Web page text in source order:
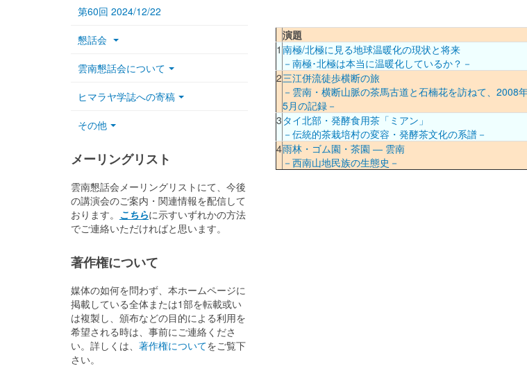
演題
1 南極/北極に見る地球温暖化の現状と将来
－南極･北極は本当に温暖化しているか？－
2三江併流徒歩横断の旅
－雲南・横断山脈の茶馬古道と石楠花を訪ねて、2008
5月の記録－
3 タイ北部・発酵食用茶「ミアン」
－伝統的茶栽培村の変容・発酵茶文化の系譜－
4雨林・ゴム園・茶園 ― 雲南
－西南山地民族の生態史－
第60回 2024/12/22
懇話会
雲南懇話会について
ヒマラヤ学誌への寄稿
その他
メーリングリスト
雲南懇話会メーリングリストにて、今後
の講演会のご案内・関連情報を配信して
おります。 こちらに示すいずれかの方法
でご連絡いただければと思います。
著作権について
媒体の如何を問わず、本ホームページに
掲載している全体または1部を転載或い
は複製し、頒布などの目的による利用を
希望される時は、事前にご連絡くださ
い。詳しくは、 著作権についてをご覧下
さい。